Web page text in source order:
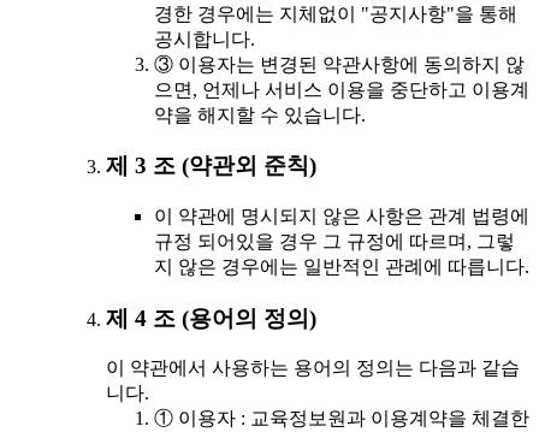
경한 경우에는 지체없이 "공지사항"을 통해
공시합니다.
③ 이용자는 변경된 약관사항에 동의하지 않
으면, 언제나 서비스 이용을 중단하고 이용계
약을 해지할 수 있습니다.
제 3 조 (약관외 준칙)
이 약관에 명시되지 않은 사항은 관계 법령에
규정 되어있을 경우 그 규정에 따르며, 그렇
지 않은 경우에는 일반적인 관례에 따릅니다.
제 4 조 (용어의 정의)
이 약관에서 사용하는 용어의 정의는 다음과 같습
니다.
① 이용자 : 교육정보원과 이용계약을 체결한